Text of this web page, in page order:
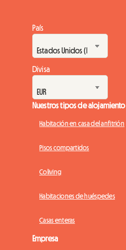
País
Divisa
Nuestros tipos de alojamiento
Habitación en casa del anfitrión
Pisos compartidos
Coliving
Habitaciones de huéspedes
Casas enteras
Empresa